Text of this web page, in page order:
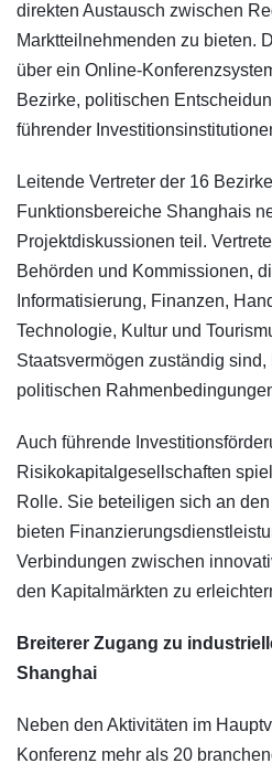
direkten Austausch zwischen
Marktteilnehmenden zu bieten.
über ein Online-
Bezirke, politischen
führender
Leitende Vertreter der 16
Funktionsbereiche Shanghais
Projektdiskussionen teil.
Behörden und Kommissionen,
Informatisierung, Finanzen,
Technologie, Kultur und
Staatsvermögen zuständig
politischen
Auch führende
Risikokapitalgesellschaften
Rolle. Sie beteiligen sich an
bieten
Verbindungen zwischen
den Kapitalmärkten zu
Breiterer Zugang zu
Shanghai
Neben den Aktivitäten im
Konferenz mehr als 20